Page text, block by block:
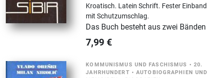
Kroatisch. Latein Schrift. Fester Einband
mit Schutzumschlag.
Das Buch besteht aus zwei Bänden
7,99 €
KOMMUNISMUS UND FASCHISMUS • 20.
JAHRHUNDERT •AUTOBIOGRAPHIEN UND